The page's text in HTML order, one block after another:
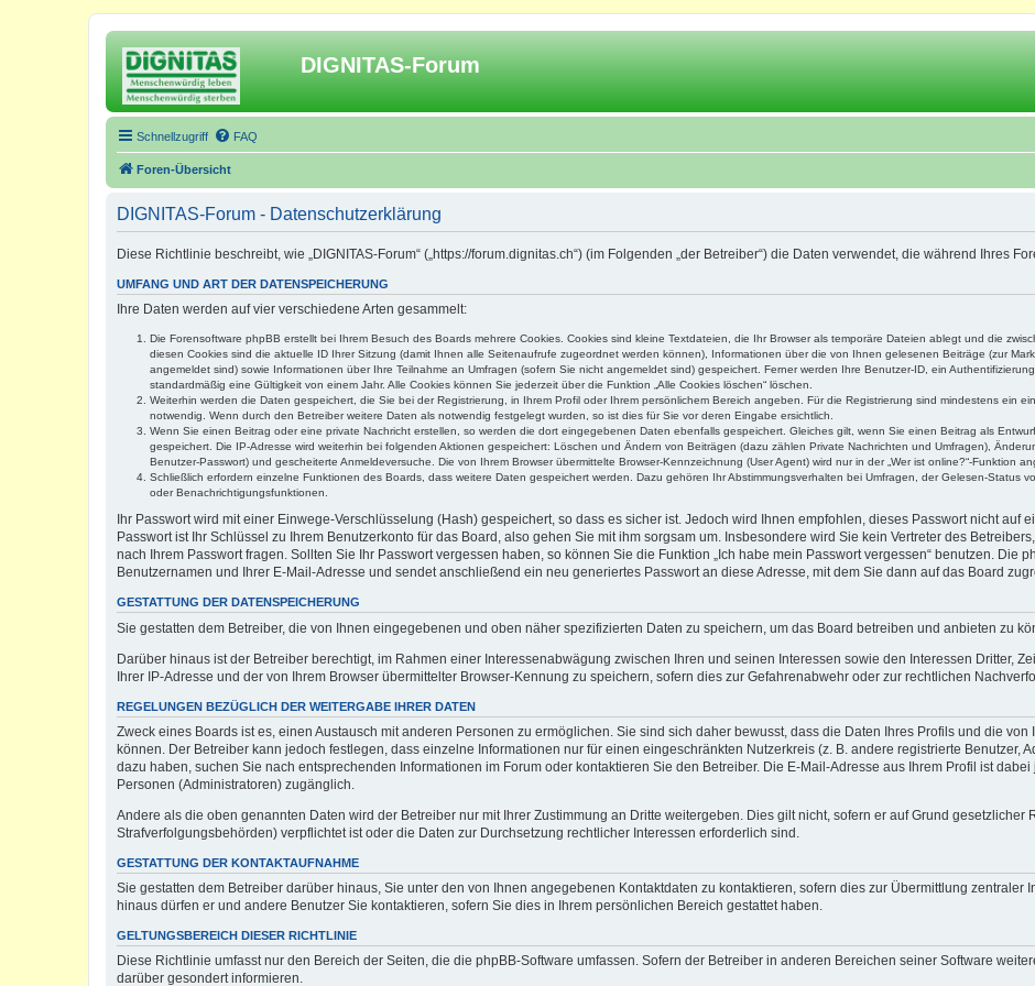
DIGNITAS-Forum
Schnellzugriff FAQ
Foren-Übersicht
DIGNITAS-Forum - Datenschutzerklärung
Diese Richtlinie beschreibt, wie „DIGNITAS-Forum“ („https://forum.dignitas.ch“) (im Folgenden „der Betreiber“) die Daten verwendet, die während Ihres
UMFANG UND ART DER DATENSPEICHERUNG
Ihre Daten werden auf vier verschiedene Arten gesammelt:
Die Forensoftware phpBB erstellt bei Ihrem Besuch des Boards mehrere Cookies. Cookies sind kleine Textdateien, die Ihr Browser als temporäre Dateien ablegt und die
diesen Cookies sind die aktuelle ID Ihrer Sitzung (damit Ihnen alle Seitenaufrufe zugeordnet werden können), Informationen über die von Ihnen gelesenen Beiträge (zur
angemeldet sind) sowie Informationen über Ihre Teilnahme an Umfragen (sofern Sie nicht angemeldet sind) gespeichert. Ferner werden Ihre Benutzer-ID, ein
standardmäßig eine Gültigkeit von einem Jahr. Alle Cookies können Sie jederzeit über die Funktion „Alle Cookies löschen“ löschen.
Weiterhin werden die Daten gespeichert, die Sie bei der Registrierung, in Ihrem Profil oder Ihrem persönlichem Bereich angeben. Für die Registrierung sind mindestens ein
notwendig. Wenn durch den Betreiber weitere Daten als notwendig festgelegt wurden, so ist dies für Sie vor deren Eingabe ersichtlich.
Wenn Sie einen Beitrag oder eine private Nachricht erstellen, so werden die dort eingegebenen Daten ebenfalls gespeichert. Gleiches gilt, wenn Sie einen Beitrag als
gespeichert. Die IP-Adresse wird weiterhin bei folgenden Aktionen gespeichert: Löschen und Ändern von Beiträgen (dazu zählen Private Nachrichten und Umfragen),
Benutzer-Passwort) und gescheiterte Anmeldeversuche. Die von Ihrem Browser übermittelte Browser-Kennzeichnung (User Agent) wird nur in der „Wer ist online?“-Funktion
Schließlich erfordern einzelne Funktionen des Boards, dass weitere Daten gespeichert werden. Dazu gehören Ihr Abstimmungsverhalten bei Umfragen, der Gelesen-Status
oder Benachrichtigungsfunktionen.
Ihr Passwort wird mit einer Einwege-Verschlüsselung (Hash) gespeichert, so dass es sicher ist. Jedoch wird Ihnen empfohlen, dieses Passwort nicht auf
Passwort ist Ihr Schlüssel zu Ihrem Benutzerkonto für das Board, also gehen Sie mit ihm sorgsam um. Insbesondere wird Sie kein Vertreter des
nach Ihrem Passwort fragen. Sollten Sie Ihr Passwort vergessen haben, so können Sie die Funktion „Ich habe mein Passwort vergessen“ benutzen. Die
Benutzernamen und Ihrer E-Mail-Adresse und sendet anschließend ein neu generiertes Passwort an diese Adresse, mit dem Sie dann auf das Board
GESTATTUNG DER DATENSPEICHERUNG
Sie gestatten dem Betreiber, die von Ihnen eingegebenen und oben näher spezifizierten Daten zu speichern, um das Board betreiben und anbieten zu
Darüber hinaus ist der Betreiber berechtigt, im Rahmen einer Interessenabwägung zwischen Ihren und seinen Interessen sowie den Interessen Dritter,
Ihrer IP-Adresse und der von Ihrem Browser übermittelter Browser-Kennung zu speichern, sofern dies zur Gefahrenabwehr oder zur rechtlichen
REGELUNGEN BEZÜGLICH DER WEITERGABE IHRER DATEN
Zweck eines Boards ist es, einen Austausch mit anderen Personen zu ermöglichen. Sie sind sich daher bewusst, dass die Daten Ihres Profils und die
können. Der Betreiber kann jedoch festlegen, dass einzelne Informationen nur für einen eingeschränkten Nutzerkreis (z. B. andere registrierte Benutzer,
dazu haben, suchen Sie nach entsprechenden Informationen im Forum oder kontaktieren Sie den Betreiber. Die E-Mail-Adresse aus Ihrem Profil ist
Personen (Administratoren) zugänglich.
Andere als die oben genannten Daten wird der Betreiber nur mit Ihrer Zustimmung an Dritte weitergeben. Dies gilt nicht, sofern er auf Grund gesetzlicher
Strafverfolgungsbehörden) verpflichtet ist oder die Daten zur Durchsetzung rechtlicher Interessen erforderlich sind.
GESTATTUNG DER KONTAKTAUFNAHME
Sie gestatten dem Betreiber darüber hinaus, Sie unter den von Ihnen angegebenen Kontaktdaten zu kontaktieren, sofern dies zur Übermittlung zentraler
hinaus dürfen er und andere Benutzer Sie kontaktieren, sofern Sie dies in Ihrem persönlichen Bereich gestattet haben.
GELTUNGSBEREICH DIESER RICHTLINIE
Diese Richtlinie umfasst nur den Bereich der Seiten, die die phpBB-Software umfassen. Sofern der Betreiber in anderen Bereichen seiner Software
darüber gesondert informieren.